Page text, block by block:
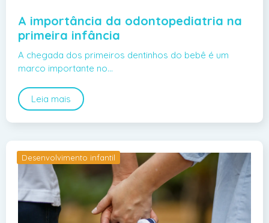
A importância da odontopediatria na
primeira infância
A chegada dos primeiros dentinhos do bebê é um
marco importante no…
Leia mais
Desenvolvimento infantil